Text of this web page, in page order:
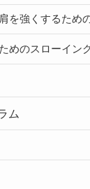
を強くするため
めのスローイン
ム